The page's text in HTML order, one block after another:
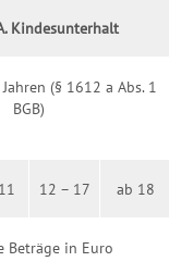
Kindesunterhalt
(§ 1612 a Abs. 1
BGB)
12 – 17 ab 18
Beträge in Euro